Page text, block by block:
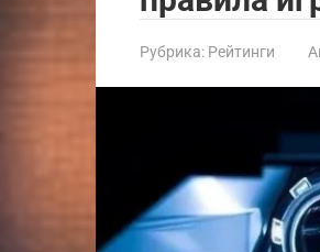
Рубрика: Рейтинги